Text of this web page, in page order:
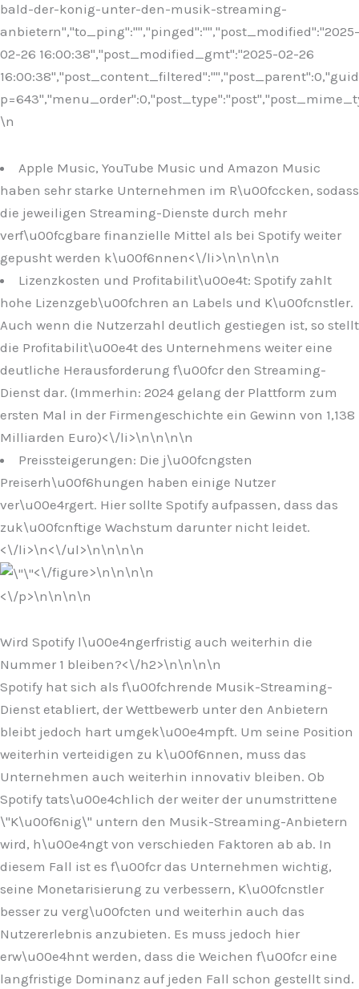
bald-der-konig-unter-den-musik-streaming-
anbietern","to_ping":"","pinged":"","post_modified":"2025-
02-26 16:00:38","post_modified_gmt":"2025-02-26
\n
Apple Music, YouTube Music und Amazon Music
haben sehr starke Unternehmen im R\u00fccken, sodass
die jeweiligen Streaming-Dienste durch mehr
verf\u00fcgbare finanzielle Mittel als bei Spotify weiter
gepusht werden k\u00f6nnen<\/li>\n\n\n\n
Lizenzkosten und Profitabilit\u00e4t: Spotify zahlt
hohe Lizenzgeb\u00fchren an Labels und K\u00fcnstler.
Auch wenn die Nutzerzahl deutlich gestiegen ist, so stellt
die Profitabilit\u00e4t des Unternehmens weiter eine
deutliche Herausforderung f\u00fcr den Streaming-
Dienst dar. (Immerhin: 2024 gelang der Plattform zum
ersten Mal in der Firmengeschichte ein Gewinn von 1,138
Milliarden Euro)<\/li>\n\n\n\n
Preissteigerungen: Die j\u00fcngsten
Preiserh\u00f6hungen haben einige Nutzer
ver\u00e4rgert. Hier sollte Spotify aufpassen, dass das
zuk\u00fcnftige Wachstum darunter nicht leidet.
<\/li>\n<\/ul>\n\n\n\n
<\/figure>\n\n\n\n
<\/p>\n\n\n\n
Wird Spotify l\u00e4ngerfristig auch weiterhin die
Nummer 1 bleiben?<\/h2>\n\n\n\n
Spotify hat sich als f\u00fchrende Musik-Streaming-
Dienst etabliert, der Wettbewerb unter den Anbietern
bleibt jedoch hart umgek\u00e4mpft. Um seine Position
weiterhin verteidigen zu k\u00f6nnen, muss das
Unternehmen auch weiterhin innovativ bleiben. Ob
Spotify tats\u00e4chlich der weiter der unumstrittene
\"K\u00f6nig\" untern den Musik-Streaming-Anbietern
wird, h\u00e4ngt von verschieden Faktoren ab ab. In
diesem Fall ist es f\u00fcr das Unternehmen wichtig,
seine Monetarisierung zu verbessern, K\u00fcnstler
besser zu verg\u00fcten und weiterhin auch das
Nutzererlebnis anzubieten. Es muss jedoch hier
erw\u00e4hnt werden, dass die Weichen f\u00fcr eine
langfristige Dominanz auf jeden Fall schon gestellt sind.